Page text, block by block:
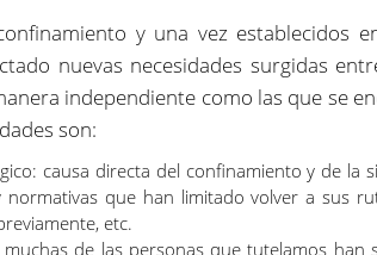
y una vez establecidos
nuevas necesidades surgidas
independiente como las que se
son:
causa directa del confinamiento y de la
normativas que han limitado volver a sus
etc.
de las personas que tutelamos han